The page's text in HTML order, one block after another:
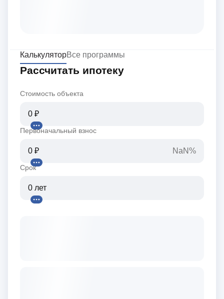
КалькуляторВсе программы
Рассчитать ипотеку
Стоимость объекта
Первоначальный взнос
NaN%
Срок